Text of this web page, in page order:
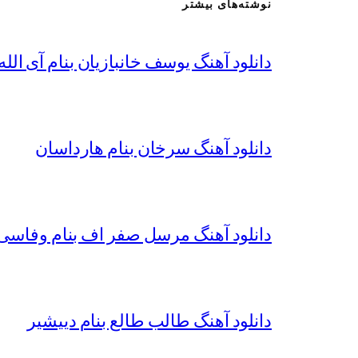
نوشته‌های بیشتر
دانلود آهنگ یوسف خانبازیان بنام آی
دانلود آهنگ سرخان بنام هارداسان
دانلود آهنگ مرسل صفر اف بنام
دانلود آهنگ طالب طالع بنام دییشیر